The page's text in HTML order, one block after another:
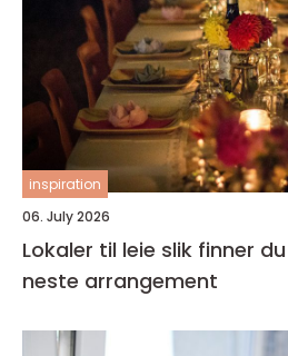
inspiration
06. July 2026
Lokaler til leie slik finner du riktig sted til
neste arrangement